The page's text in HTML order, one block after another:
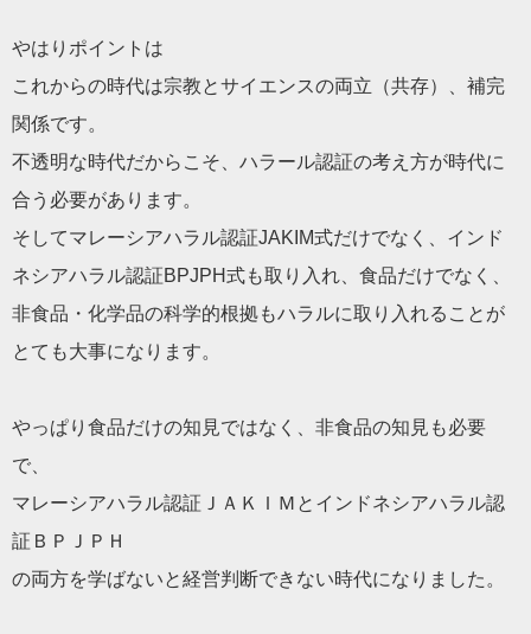
やはりポイントは
これからの時代は宗教とサイエンスの両立（共存）、補完
関係です。
不透明な時代だからこそ、ハラール認証の考え方が時代に
合う必要があります。
そしてマレーシアハラル認証JAKIM式だけでなく、インド
ネシアハラル認証BPJPH式も取り入れ、食品だけでなく、
非食品・化学品の科学的根拠もハラルに取り入れることが
とても大事になります。
やっぱり食品だけの知見ではなく、非食品の知見も必要
で、
マレーシアハラル認証ＪＡＫＩＭとインドネシアハラル認
証ＢＰＪＰＨ
の両方を学ばないと経営判断できない時代になりました。